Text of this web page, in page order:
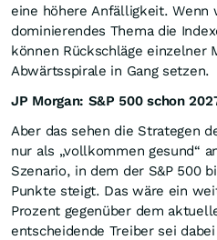
eine höhere Anfälligkeit. Wenn
dominierendes Thema die
können Rückschläge einzelner
Abwärtsspirale in Gang setzen.
JP Morgan: S&P 500 schon
Aber das sehen die Strategen
nur als „vollkommen gesund“
Szenario, in dem der S&P 500
Punkte steigt. Das wäre ein
Prozent gegenüber dem
entscheidende Treiber sei